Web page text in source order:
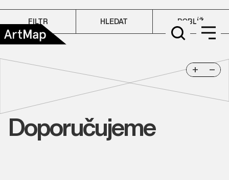
+ −
FILTR HLEDAT POBLÍŽ
Doporučujeme